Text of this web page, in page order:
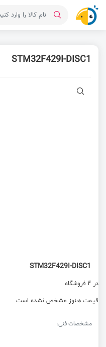
STM32F429I-DISC1
STM32F429I-DISC1
در 4 فروشگاه
قیمت هنوز مشخص نشده است
مشخصات فنی: